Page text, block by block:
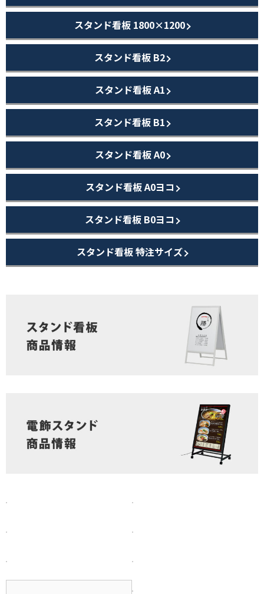
スタンド看板 1800×1200
スタンド看板 B2
スタンド看板 A1
スタンド看板 B1
スタンド看板 A0
スタンド看板 A0ヨコ
スタンド看板 B0ヨコ
スタンド看板 特注サイズ